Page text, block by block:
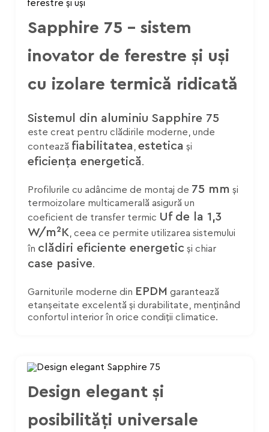
Sapphire 75 – sistem
inovator de ferestre și uși
cu izolare termică ridicată
Sistemul din aluminiu Sapphire 75
este creat pentru clădirile moderne, unde
contează fiabilitatea estetica și
eficiența energetică.
Profilurile cu adâncime de montaj de 75 mm și
termoizolare multicamerală asigură un
coeficient de transfer termic Uf de la 1,3
W/m²K , ceea ce permite utilizarea sistemului
în clădiri eficiente energetic și chiar
case pasive.
Garniturile moderne din EPDM garantează
etanșeitate excelentă și durabilitate, menținând
confortul interior în orice condiții climatice.
Design elegant și
posibilități universale